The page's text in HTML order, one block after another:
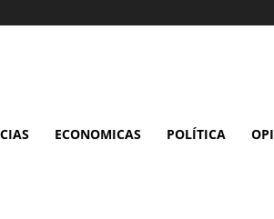
ECONOMICAS POLÍTICA